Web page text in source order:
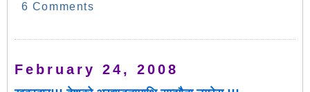
6 Comments
February 24, 2008